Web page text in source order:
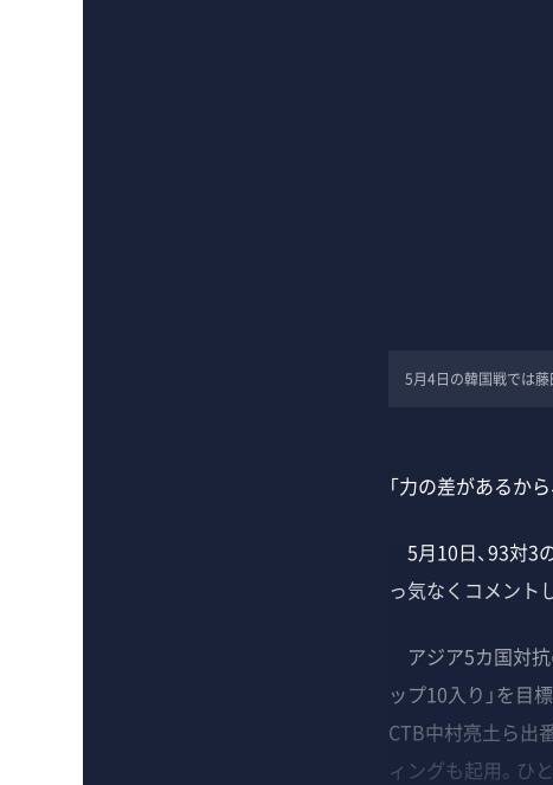
5月4日の韓国戦では藤
「力の差があるか
5月10日、93対3
っ気なくコメント
アジア5カ国対抗
ップ10入り」を目
CTB中村亮土ら出
ィングも起用。ひ